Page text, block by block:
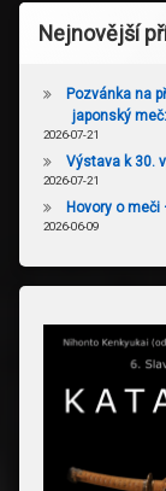
Nejnovější
Pozvánka na
japonský
2026-07-21
Výstava k 30.
2026-07-21
Hovory o meči
2026-06-09